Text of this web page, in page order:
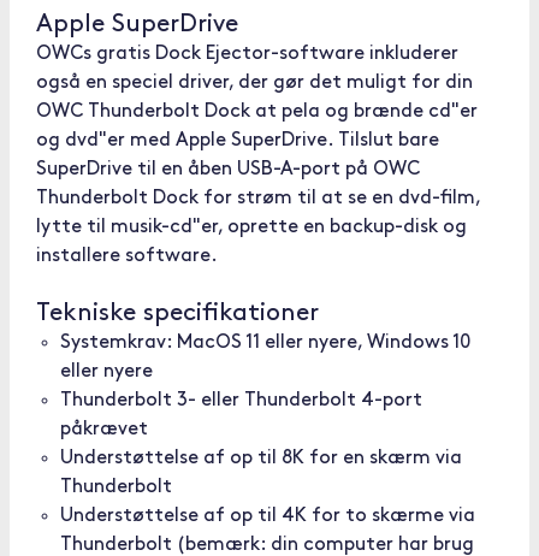
Apple SuperDrive
OWCs gratis Dock Ejector-software inkluderer
også en speciel driver, der gør det muligt for din
OWC Thunderbolt Dock at pela og brænde cd"er
og dvd"er med Apple SuperDrive. Tilslut bare
SuperDrive til en åben USB-A-port på OWC
Thunderbolt Dock for strøm til at se en dvd-film,
lytte til musik-cd"er, oprette en backup-disk og
installere software.
Tekniske specifikationer
Systemkrav: MacOS 11 eller nyere, Windows 10
eller nyere
Thunderbolt 3- eller Thunderbolt 4-port
påkrævet
Understøttelse af op til 8K for en skærm via
Thunderbolt
Understøttelse af op til 4K for to skærme via
Thunderbolt (bemærk: din computer har brug